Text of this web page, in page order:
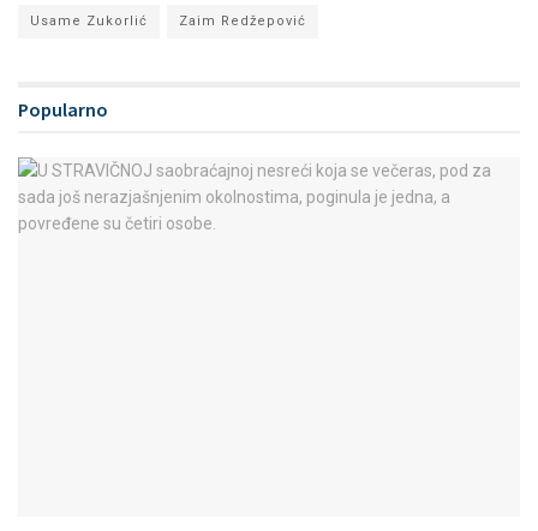
Usame Zukorlić Zaim Redžepović
Popularno